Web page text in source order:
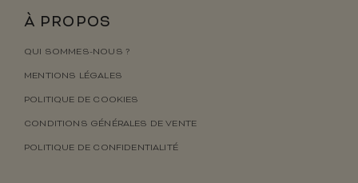
À PROPOS
QUI SOMMES-NOUS ?
MENTIONS LÉGALES
POLITIQUE DE COOKIES
CONDITIONS GÉNÉRALES DE VENTE
POLITIQUE DE CONFIDENTIALITÉ